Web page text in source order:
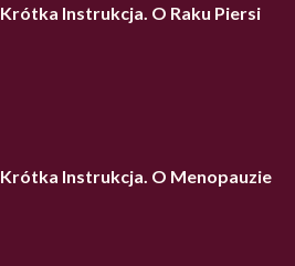
Krótka Instrukcja. O Raku Piersi
Krótka Instrukcja. O Menopauzie